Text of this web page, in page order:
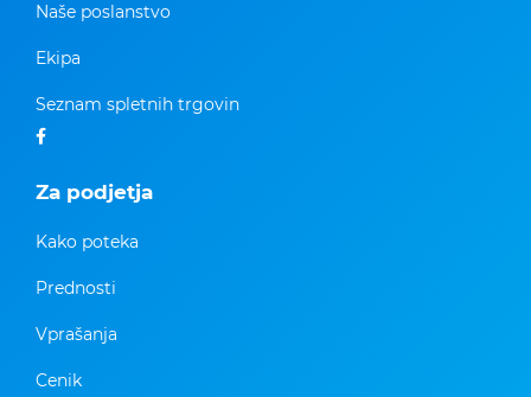
Naše poslanstvo
Ekipa
Seznam spletnih trgovin
Za podjetja
Kako poteka
Prednosti
Vprašanja
Cenik